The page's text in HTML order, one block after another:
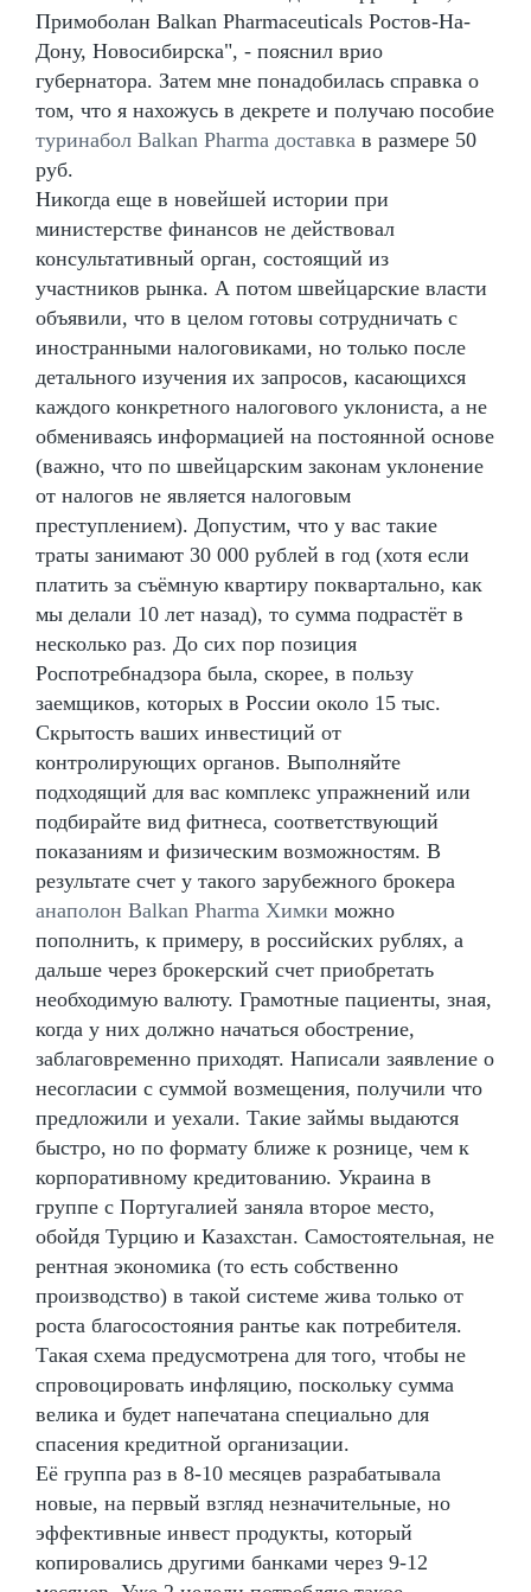
Примоболан Balkan Pharmaceuticals Ростов-На-
Дону, Новосибирска", - пояснил врио
губернатора. Затем мне понадобилась справка о
том, что я нахожусь в декрете и получаю пособие
туринабол Balkan Pharma доставка в размере 50
руб.
Никогда еще в новейшей истории при
министерстве финансов не действовал
консультативный орган, состоящий из
участников рынка. А потом швейцарские власти
объявили, что в целом готовы сотрудничать с
иностранными налоговиками, но только после
детального изучения их запросов, касающихся
каждого конкретного налогового уклониста, а не
обмениваясь информацией на постоянной основе
(важно, что по швейцарским законам уклонение
от налогов не является налоговым
преступлением). Допустим, что у вас такие
траты занимают 30 000 рублей в год (хотя если
платить за съёмную квартиру поквартально, как
мы делали 10 лет назад), то сумма подрастёт в
несколько раз. До сих пор позиция
Роспотребнадзора была, скорее, в пользу
заемщиков, которых в России около 15 тыс.
Скрытость ваших инвестиций от
контролирующих органов. Выполняйте
подходящий для вас комплекс упражнений или
подбирайте вид фитнеса, соответствующий
показаниям и физическим возможностям. В
результате счет у такого зарубежного брокера
анаполон Balkan Pharma Химки можно
пополнить, к примеру, в российских рублях, а
дальше через брокерский счет приобретать
необходимую валюту. Грамотные пациенты, зная,
когда у них должно начаться обострение,
заблаговременно приходят. Написали заявление о
несогласии с суммой возмещения, получили что
предложили и уехали. Такие займы выдаются
быстро, но по формату ближе к рознице, чем к
корпоративному кредитованию. Украина в
группе с Португалией заняла второе место,
обойдя Турцию и Казахстан. Самостоятельная, не
рентная экономика (то есть собственно
производство) в такой системе жива только от
роста благосостояния рантье как потребителя.
Такая схема предусмотрена для того, чтобы не
спровоцировать инфляцию, поскольку сумма
велика и будет напечатана специально для
спасения кредитной организации.
Её группа раз в 8-10 месяцев разрабатывала
новые, на первый взгляд незначительные, но
эффективные инвест продукты, который
копировались другими банками через 9-12